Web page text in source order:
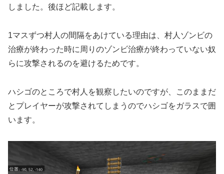
しました。後ほど記載します。
1マスずつ村人の間隔をあけている理由は、村人ゾンビの
治療が終わった時に周りのゾンビ治療が終わっていない奴
らに攻撃されるのを避けるためです。
ハシゴのところで村人を観察したいのですが、このままだ
とプレイヤーが攻撃されてしまうのでハシゴをガラスで囲
います。